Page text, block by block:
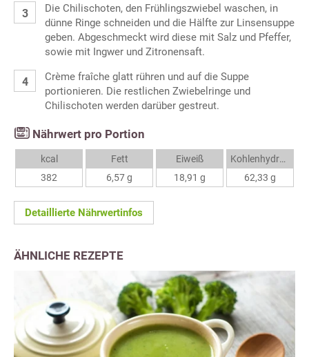
Die Chilischoten, den Frühlingszwiebel waschen, in
dünne Ringe schneiden und die Hälfte zur Linsensuppe
geben. Abgeschmeckt wird diese mit Salz und Pfeffer,
sowie mit Ingwer und Zitronensaft.
Crème fraîche glatt rühren und auf die Suppe
portionieren. Die restlichen Zwiebelringe und
Chilischoten werden darüber gestreut.
Nährwert pro Portion
kcal
382
Fett
6,57 g
Eiweiß
18,91 g
Kohlenhydrate
62,33 g
Detaillierte Nährwertinfos
ÄHNLICHE REZEPTE